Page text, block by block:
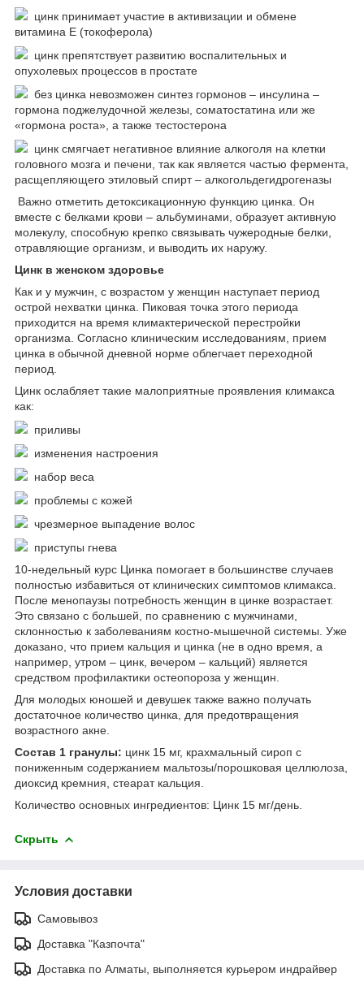
цинк принимает участие в активизации и обмене
витамина Е (токоферола)
цинк препятствует развитию воспалительных и
опухолевых процессов в простате
без цинка невозможен синтез гормонов – инсулина –
гормона поджелудочной железы, соматостатина или же
«гормона роста», а также тестостерона
цинк смягчает негативное влияние алкоголя на клетки
головного мозга и печени, так как является частью фермента,
расщепляющего этиловый спирт – алкогольдегидрогеназы
Важно отметить детоксикационную функцию цинка. Он
вместе с белками крови – альбуминами, образует активную
молекулу, способную крепко связывать чужеродные белки,
отравляющие организм, и выводить их наружу.
Цинк в женском здоровье
Как и у мужчин, с возрастом у женщин наступает период
острой нехватки цинка. Пиковая точка этого периода
приходится на время климактерической перестройки
организма. Согласно клиническим исследованиям, прием
цинка в обычной дневной норме облегчает переходной
период.
Цинк ослабляет такие малоприятные проявления климакса
как:
приливы
изменения настроения
набор веса
проблемы с кожей
чрезмерное выпадение волос
приступы гнева
10-недельный курс Цинка помогает в большинстве случаев
полностью избавиться от клинических симптомов климакса.
После менопаузы потребность женщин в цинке возрастает.
Это связано с большей, по сравнению с мужчинами,
склонностью к заболеваниям костно-мышечной системы. Уже
доказано, что прием кальция и цинка (не в одно время, а
например, утром – цинк, вечером – кальций) является
средством профилактики остеопороза у женщин.
Для молодых юношей и девушек также важно получать
достаточное количество цинка, для предотвращения
возрастного акне.
Состав 1 гранулы: цинк 15 мг, крахмальный сироп с
пониженным содержанием мальтозы/порошковая целлюлоза,
диоксид кремния, стеарат кальция.
Количество основных ингредиентов: Цинк 15 мг/день.
Скрыть
Условия доставки
Самовывоз
Доставка "Казпочта"
Доставка по Алматы, выполняется курьером индрайвер